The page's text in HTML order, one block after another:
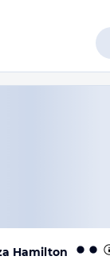
Hamilton